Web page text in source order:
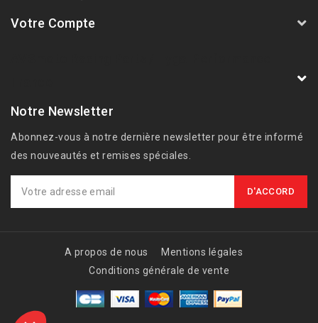
Votre Compte
Notre Newsletter
Abonnez-vous à notre dernière newsletter pour être informé
des nouveautés et remises spéciales.
A propos de nous
Mentions légales
Conditions générale de vente